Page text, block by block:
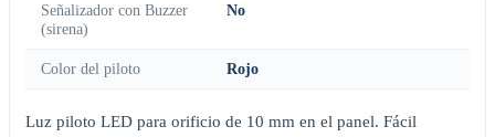
Señalizador con Buzzer
(sirena)
No
Color del piloto Rojo
Luz piloto LED para orificio de 10 mm en el panel. Fácil